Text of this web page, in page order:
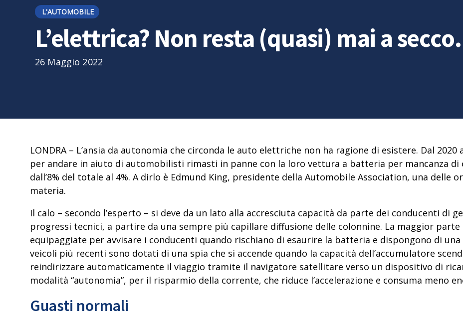
L'AUTOMOBILE
L’elettrica? Non resta (quasi) mai a secco.
26 Maggio 2022
LONDRA – L’ansia da autonomia che circonda le auto elettriche non ha ragione di esistere. Dal
per andare in aiuto di automobilisti rimasti in panne con la loro vettura a batteria per mancanza di
dall’8% del totale al 4%. A dirlo è Edmund King, presidente della Automobile Association, una delle
materia.
Il calo – secondo l’esperto – si deve da un lato alla accresciuta capacità da parte dei conducenti di
progressi tecnici, a partire da una sempre più capillare diffusione delle colonnine. La maggior
equipaggiate per avvisare i conducenti quando rischiano di esaurire la batteria e dispongono di
veicoli più recenti sono dotati di una spia che si accende quando la capacità dell’accumulatore
reindirizzare automaticamente il viaggio tramite il navigatore satellitare verso un dispositivo di
modalità “autonomia”, per il risparmio della corrente, che riduce l’accelerazione e consuma meno
Guasti normali